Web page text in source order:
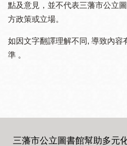
點及意見，並不代表三藩市公立
方政策或立場。
如因文字翻譯理解不同, 導致內容
準 。
三藩市公立圖書館幫助多元